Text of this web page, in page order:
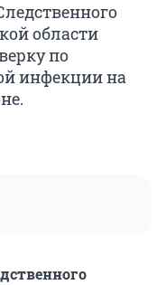
области
по
инфекции на